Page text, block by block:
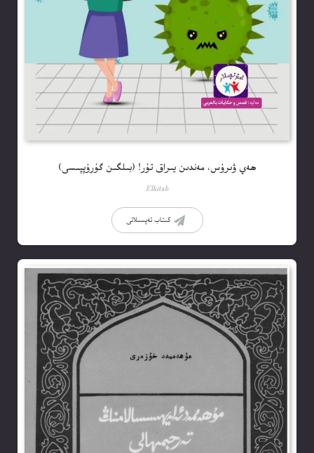
ھەي ۋىرۇس، مەندىن يىراق تۇر! (بىلگىن گۇرۇپپىسى)
Elkitab
كىتاب تەپسىلاتى